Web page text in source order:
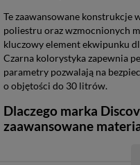
Te zaawansowane konstrukcje
poliestru oraz wzmocnionych
kluczowy element ekwipunku
Czarna kolorystyka zapewnia
parametry pozwalają na
o objętości do 30 litrów.
Dlaczego marka
zaawansowane